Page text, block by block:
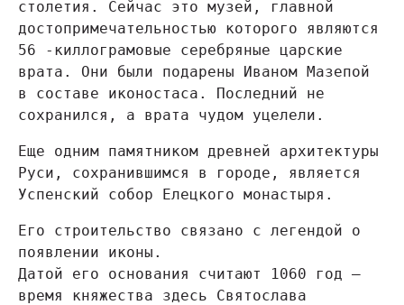
столетия. Сейчас это музей, главной
достопримечательностью которого являются
56 -киллограмовые серебряные царские
врата. Они были подарены Иваном Мазепой
в составе иконостаса. Последний не
сохранился, а врата чудом уцелели.
Еще одним памятником древней архитектуры
Руси, сохранившимся в городе, является
Успенский собор Елецкого монастыря.
Его строительство связано с легендой о
появлении иконы.
Датой его основания считают 1060 год –
время княжества здесь Святослава